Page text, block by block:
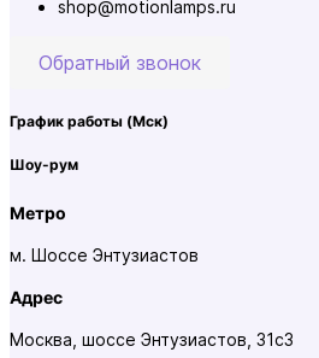
shop@motionlamps.ru
Обратный звонок
График работы (Мск)
Шоу-рум
Метро
м. Шоссе Энтузиастов
Адрес
Москва, шоссе Энтузиастов, 31с3